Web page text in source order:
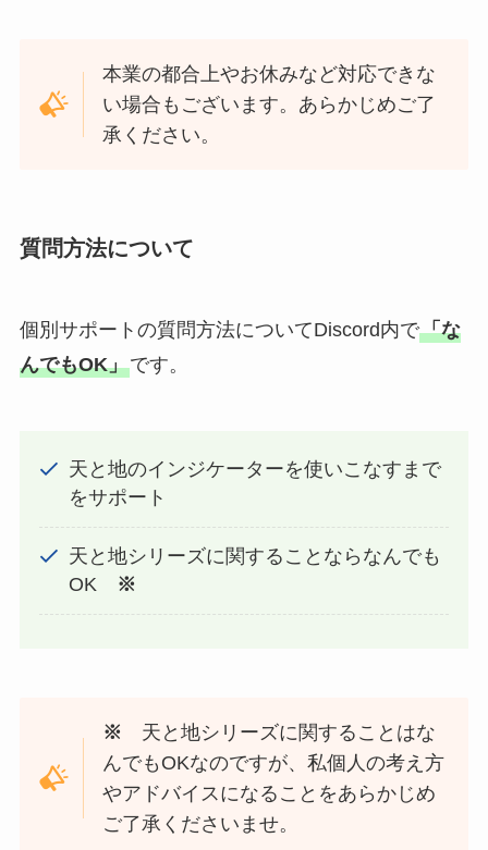
本業の都合上やお休みなど対応できな
い場合もございます。あらかじめご了
承ください。
質問方法について
個別サポートの質問方法についてDiscord内で「な
んでもOK」です。
天と地のインジケーターを使いこなすまで
をサポート
天と地シリーズに関することならなんでも
OK
※
※
天と地シリーズに関することはな
んでもOKなのですが、私個人の考え方
やアドバイスになることをあらかじめ
ご了承くださいませ。